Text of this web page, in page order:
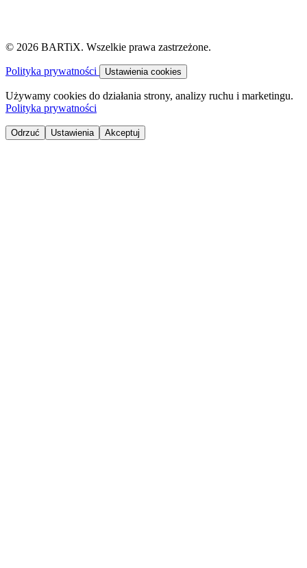
© 2026 BARTiX. Wszelkie prawa zastrzeżone.
Polityka prywatności Ustawienia cookies
Używamy cookies do działania strony, analizy ruchu i marketingu.
Polityka prywatności
Odrzuć Ustawienia Akceptuj